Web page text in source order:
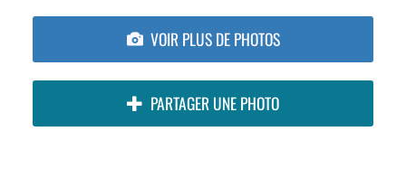
VOIR PLUS DE PHOTOS
PARTAGER UNE PHOTO